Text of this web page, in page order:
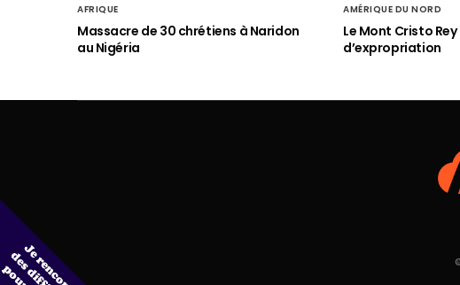
AFRIQUE
Massacre de 30 chrétiens à Naridon
au Nigéria
AMÉRIQUE DU NORD
Le Mont Cristo
d’expropriation